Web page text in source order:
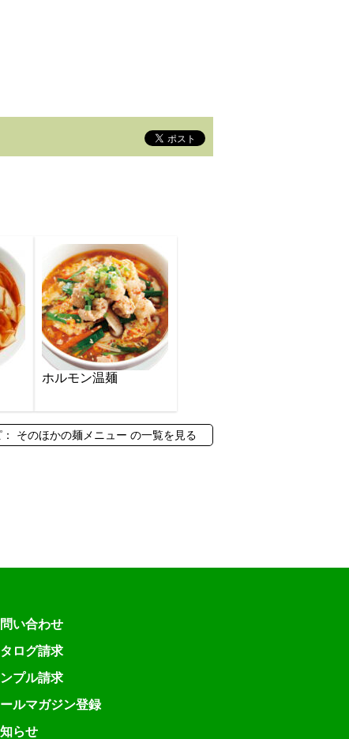
ホルモン温麺
： そのほかの麺メニュー の一覧を見る
い合わせ
ログ請求
プル請求
ルマガジン登録
らせ